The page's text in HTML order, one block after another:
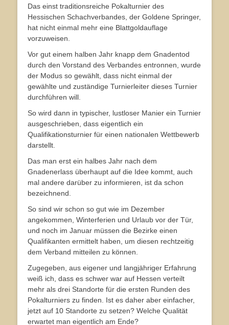
Das einst traditionsreiche Pokalturnier des
Hessischen Schachverbandes, der Goldene Springer,
hat nicht einmal mehr eine Blattgoldauflage
vorzuweisen.
Vor gut einem halben Jahr knapp dem Gnadentod
durch den Vorstand des Verbandes entronnen, wurde
der Modus so gewählt, dass nicht einmal der
gewählte und zuständige Turnierleiter dieses Turnier
durchführen will.
So wird dann in typischer, lustloser Manier ein Turnier
ausgeschrieben, dass eigentlich ein
Qualifikationsturnier für einen nationalen Wettbewerb
darstellt.
Das man erst ein halbes Jahr nach dem
Gnadenerlass überhaupt auf die Idee kommt, auch
mal andere darüber zu informieren, ist da schon
bezeichnend.
So sind wir schon so gut wie im Dezember
angekommen, Winterferien und Urlaub vor der Tür,
und noch im Januar müssen die Bezirke einen
Qualifikanten ermittelt haben, um diesen rechtzeitig
dem Verband mitteilen zu können.
Zugegeben, aus eigener und langjähriger Erfahrung
weiß ich, dass es schwer war auf Hessen verteilt
mehr als drei Standorte für die ersten Runden des
Pokalturniers zu finden. Ist es daher aber einfacher,
jetzt auf 10 Standorte zu setzen? Welche Qualität
erwartet man eigentlich am Ende?